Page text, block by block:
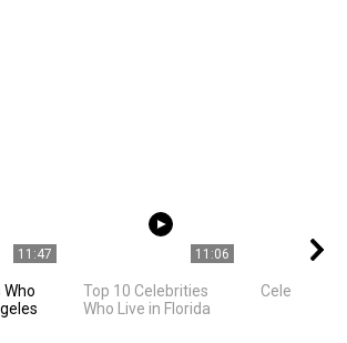
11:47
Who
11:06
Top 10 Celebrities
Who Live in Florida
Celebrities